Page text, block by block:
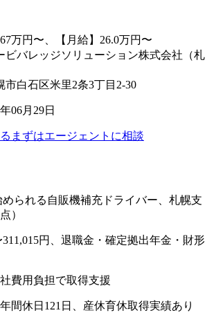
万円〜、【月給】26.0万円〜
ビバレッジソリューション株式会社（札
市白石区米里2条3丁目2-30
06月29日
まずはエージェントに相談
められる自販機補充ドライバー、札幌支
）
311,015円、退職金・確定拠出年金・財形
費用負担で取得支援
間休日121日、産休育休取得実績あり